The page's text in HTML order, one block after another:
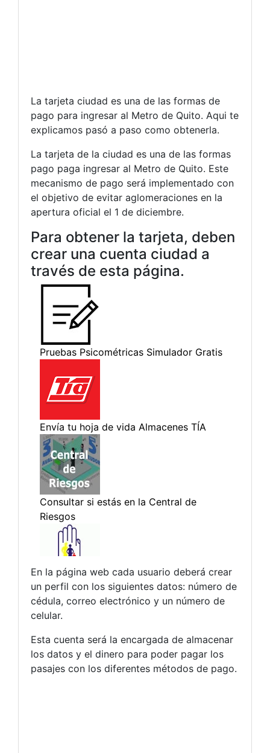
La tarjeta ciudad es una de las formas de
pago para ingresar al Metro de Quito. Aqui te
explicamos pasó a paso como obtenerla.
La tarjeta de la ciudad es una de las formas
pago paga ingresar al Metro de Quito. Este
mecanismo de pago será implementado con
el objetivo de evitar aglomeraciones en la
apertura oficial el 1 de diciembre.
Para obtener la tarjeta, deben
crear una cuenta ciudad a
través de esta página.
En la página web cada usuario deberá crear
un perfil con los siguientes datos: número de
cédula, correo electrónico y un número de
celular.
Esta cuenta será la encargada de almacenar
los datos y el dinero para poder pagar los
pasajes con los diferentes métodos de pago.